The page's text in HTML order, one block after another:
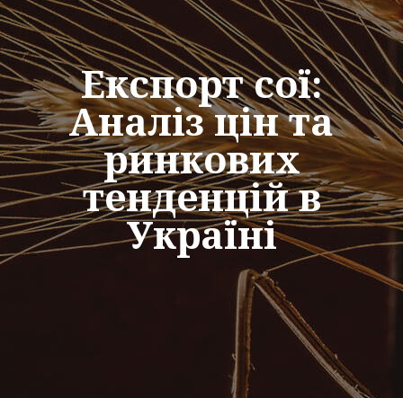
Експорт сої:
Аналіз цін та
ринкових
тенденцій в
Україні